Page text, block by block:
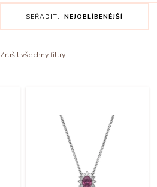
SEŘADIT: NEJOBLÍBENĚJŠÍ
Zrušit všechny filtry